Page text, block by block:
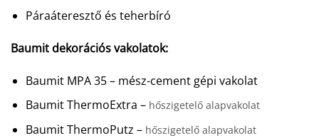
Páraáteresztő és teherbíró
Baumit dekorációs vakolatok:
Baumit MPA 35 – mész-cement gépi vakolat
Baumit ThermoExtra – hőszigetelő alapvakolat
Baumit ThermoPutz – hőszigetelő alapvakolat